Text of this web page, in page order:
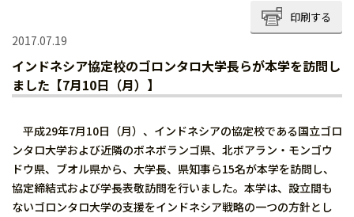
印刷する
2017.07.19
インドネシア協定校のゴロンタロ大学長らが本学を訪問し
ました【7月10日（月）】
平成29年7月10日（月）、インドネシアの協定校である国立ゴロ
ンタロ大学および近隣のボネボランゴ県、北ボアラン・モンゴウ
ドウ県、ブオル県から、大学長、県知事ら15名が本学を訪問し、
協定締結式および学長表敬訪問を行いました。本学は、設立間も
ないゴロンタロ大学の支援をインドネシア戦略の一つの方針とし